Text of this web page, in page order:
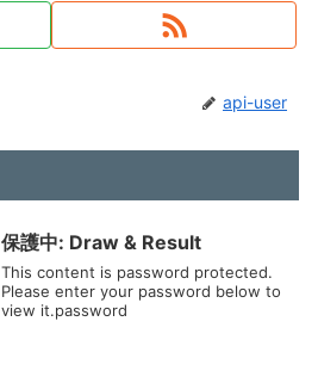
api-user
保護中: Draw & Result
This content is password protected.
Please enter your password below to
view it.password